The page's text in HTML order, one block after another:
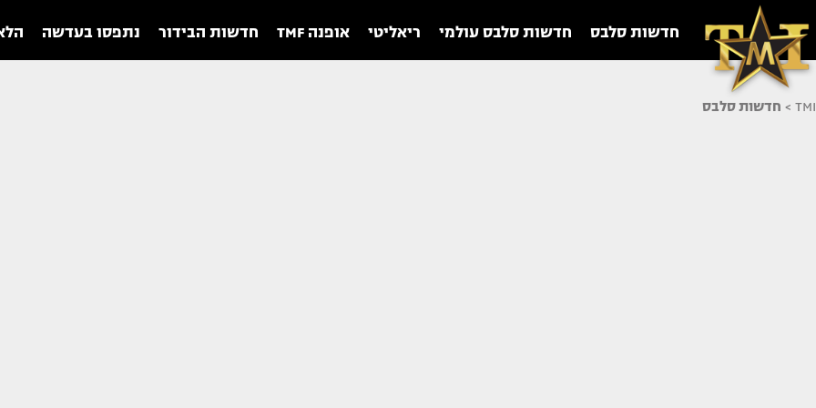
חדשות סלבס חדשות סלבס עולמי ריאליטי אופנה TMF חדשות הבידור נתפסו בעדשה
TMI
> חדשות סלבס